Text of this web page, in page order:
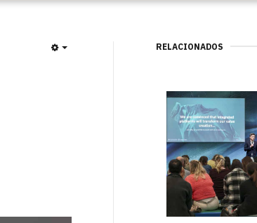
RELACIONADOS